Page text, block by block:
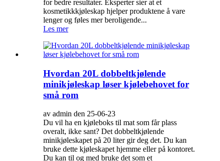
for bedre resultater. Eksperter sier at et
kosmetikkkjøleskap hjelper produktene å vare
lenger og føles mer beroligende...
Les mer
Hvordan 20L dobbeltkjølende
minikjøleskap løser kjølebehovet for
små rom
av admin den 25-06-23
Du vil ha en kjøleboks til mat som får plass
overalt, ikke sant? Det dobbeltkjølende
minikjøleskapet på 20 liter gir deg det. Du kan
bruke dette kjøleskapet hjemme eller på kontoret.
Du kan til og med bruke det som et